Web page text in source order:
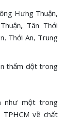
Hưng Thuận,
Tân Thới
Thới An, Trung
thấm dột trong
như một trong
về chất